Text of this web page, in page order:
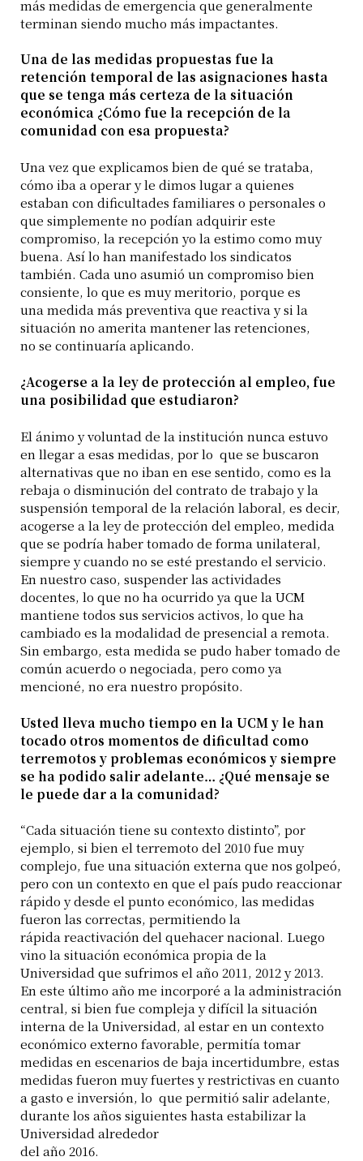
más medidas de emergencia que generalmente
terminan siendo mucho más impactantes.
Una de las medidas propuestas fue la
retención temporal de las asignaciones hasta
que se tenga más certeza de la situación
económica ¿Cómo fue la recepción de la
comunidad con esa propuesta?
Una vez que explicamos bien de qué se trataba,
cómo iba a operar y le dimos lugar a quienes
estaban con dificultades familiares o personales o
que simplemente no podían adquirir este
compromiso, la recepción yo la estimo como muy
buena. Así lo han manifestado los sindicatos
también. Cada uno asumió un compromiso bien
consiente, lo que es muy meritorio, porque es
una medida más preventiva que reactiva y si la
situación no amerita mantener las retenciones,
no se continuaría aplicando.
¿Acogerse a la ley de protección al empleo, fue
una posibilidad que estudiaron?
El ánimo y voluntad de la institución nunca estuvo
en llegar a esas medidas, por lo que se buscaron
alternativas que no iban en ese sentido, como es la
rebaja o disminución del contrato de trabajo y la
suspensión temporal de la relación laboral, es decir,
acogerse a la ley de protección del empleo, medida
que se podría haber tomado de forma unilateral,
siempre y cuando no se esté prestando el servicio.
En nuestro caso, suspender las actividades
docentes, lo que no ha ocurrido ya que la UCM
mantiene todos sus servicios activos, lo que ha
cambiado es la modalidad de presencial a remota.
Sin embargo, esta medida se pudo haber tomado de
común acuerdo o negociada, pero como ya
mencioné, no era nuestro propósito.
Usted lleva mucho tiempo en la UCM y le han
tocado otros momentos de dificultad como
terremotos y problemas económicos y siempre
se ha podido salir adelante… ¿Qué mensaje se
le puede dar a la comunidad?
“Cada situación tiene su contexto distinto”, por
ejemplo, si bien el terremoto del 2010 fue muy
complejo, fue una situación externa que nos golpeó,
pero con un contexto en que el país pudo reaccionar
rápido y desde el punto económico, las medidas
fueron las correctas, permitiendo la
rápida reactivación del quehacer nacional. Luego
vino la situación económica propia de la
Universidad que sufrimos el año 2011, 2012 y 2013.
En este último año me incorporé a la administración
central, si bien fue compleja y difícil la situación
interna de la Universidad, al estar en un contexto
económico externo favorable, permitía tomar
medidas en escenarios de baja incertidumbre, estas
medidas fueron muy fuertes y restrictivas en cuanto
a gasto e inversión, lo que permitió salir adelante,
durante los años siguientes hasta estabilizar la
Universidad alrededor
del año 2016.